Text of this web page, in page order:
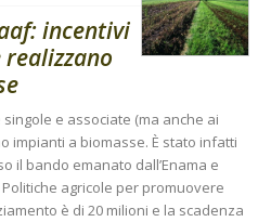
incentivi
e associate (ma anche ai
impianti a biomasse. È stato infatti
il bando emanato dall’Enama e
agricole per promuovere
è di 20 milioni e la scadenza